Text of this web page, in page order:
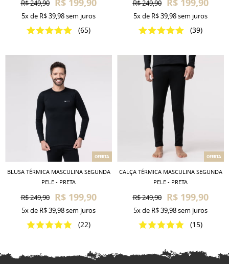
R$ 249,90 R$ 199,90
(65)
5xde R$ 39,98sem juros
R$ 249,90 R$ 199,90
(39)
5xde R$ 39,98sem juros
OFERTA
BLUSA TÉRMICA MASCULINA SEGUNDA
PELE - PRETA
R$ 249,90 R$ 199,90
(22)
5xde R$ 39,98sem juros
OFERTA
CALÇA TÉRMICA MASCULINA SEGUNDA
PELE - PRETA
R$ 249,90 R$ 199,90
(15)
5xde R$ 39,98sem juros